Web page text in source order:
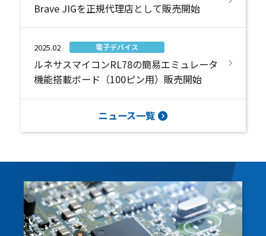
Brave JIGを正規代理店として販売開始
2025.02 電子デバイス
ルネサスマイコンRL78の簡易エミュレータ
機能搭載ボード（100ピン用）販売開始
ニュース一覧
SERVICES